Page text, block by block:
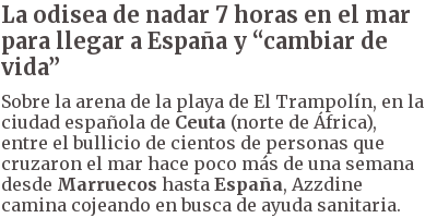
La odisea de nadar 7 horas en el mar
para llegar a España y “cambiar de
vida”
Sobre la arena de la playa de El Trampolín, en la
ciudad española de Ceuta (norte de África),
entre el bullicio de cientos de personas que
cruzaron el mar hace poco más de una semana
desde Marruecos hastaEspaña, Azzdine
camina cojeando en busca de ayuda sanitaria.